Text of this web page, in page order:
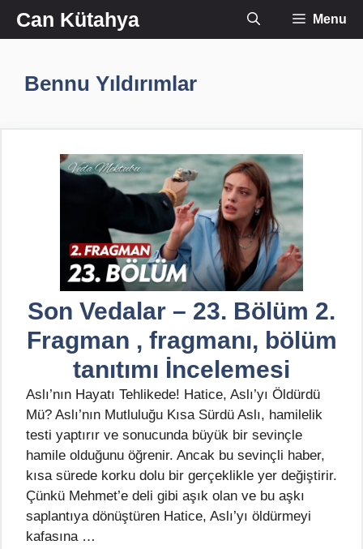
İçeriğe
atlaCan Kütahya Menu
Bennu Yıldırımlar
Son Vedalar – 23. Bölüm 2.
Fragman , fragmanı, bölüm
tanıtımı İncelemesi
Aslı’nın Hayatı Tehlikede! Hatice, Aslı’yı Öldürdü
Mü? Aslı’nın Mutluluğu Kısa Sürdü Aslı, hamilelik
testi yaptırır ve sonucunda büyük bir sevinçle
hamile olduğunu öğrenir. Ancak bu sevinçli haber,
kısa sürede korku dolu bir gerçeklikle yer değiştirir.
Çünkü Mehmet’e deli gibi aşık olan ve bu aşkı
saplantıya dönüştüren Hatice, Aslı’yı öldürmeyi
kafasına …